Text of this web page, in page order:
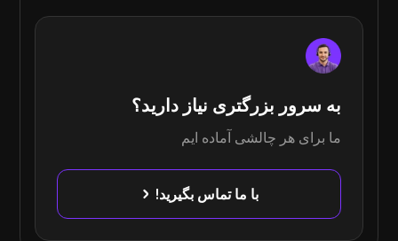
به سرور بزرگتری نیاز دارید؟
ما برای هر چالشی آماده ایم
با ما تماس بگیرید!